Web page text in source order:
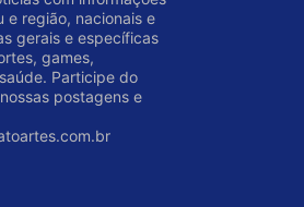
e região, nacionais e
gerais e específicas
games,
Participe do
postagens e